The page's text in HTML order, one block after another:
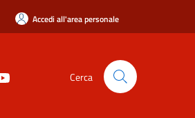
Accedi all'area personale
Cerca